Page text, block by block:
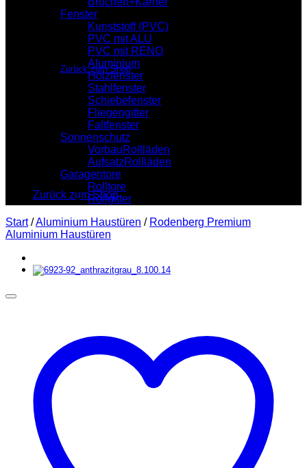
Es befinden sich keine Produkte im Warenkorb.
Zurück zum Shop
Warenkorb
Es befinden sich keine Produkte im Warenkorb.
Zurück zum Shop
Fenster
Kunststoff (PVC)
PVC mit ALU
PVC mit RENO
Aluminium
Holzfenster
Stahlfenster
Schiebefenster
Fliegengitter
Faltfenster
Sonnenschutz
VorbauRollläden
AufsatzRollläden
Garagentore
Rolltore
Rollgitter
Start /Aluminium Haustüren / Rodenberg Premium
Aluminium Haustüren